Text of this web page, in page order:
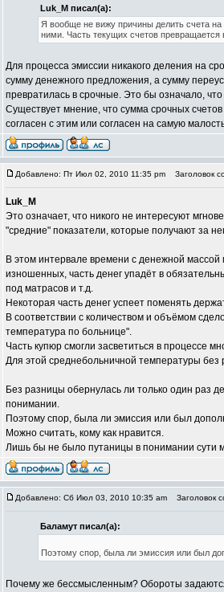
Luk_M писал(а):
Я вообще не вижу причины делить счета
ними. Часть текущих счетов превращается
Для процесса эмиссии никакого деления на
сумму денежного предложения, а сумму
превратилась в срочные. Это бы означало,
Существует мнение, что сумма срочных
согласен с этим или согласен на самую
Добавлено: Пт Июл 02, 2010 11:35 pm Заголовок
Luk_M
Это означает, что никого не интересуют
"средние" показатели, которые получают за
В этом интервале времени с денежной
изношенных, часть денег упадёт в
под матрасов и т.д.
Некоторая часть денег успеет поменять
В соответствии с количеством и объёмом
температура по больнице".
Часть купюр смогли засветиться в процессе
Для этой среднебольничной температуры без
Без разницы обернулась ли только один раз
понимании.
Поэтому спор, была ли эмиссия или был
Можно считать, кому как нравится.
Лишь бы не было путаницы в понимании сути
Добавлено: Сб Июл 03, 2010 10:35 am Заголовок
Баламут писал(а):
Поэтому спор, была ли эмиссия или был
Почему же бессмысленным? Обороты